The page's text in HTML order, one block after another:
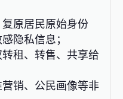
原居民原始身份
隐私信息；
租、转售、共享给
销、公民画像等非